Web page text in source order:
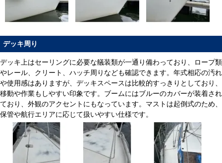
デッキ周り
デッキ上はセーリングに必要な艤装類が一通り備わっており、ロープ類
やレール、クリート、ハッチ周りなども確認できます。年式相応の汚れ
や使用感はありますが、デッキスペースは比較的すっきりとしており、
移動や作業もしやすい印象です。ブームにはブルーのカバーが装着され
ており、外観のアクセントにもなっています。マストは起倒式のため、
保管や航行エリアに応じて扱いやすい仕様です。